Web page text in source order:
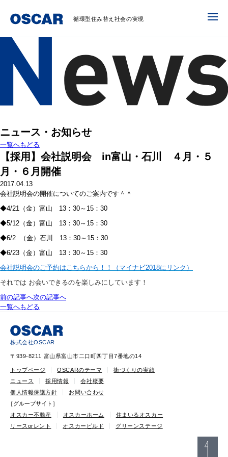
循環型住み替え社会の実現
ニュース・お知らせ
一覧へもどる
【採用】会社説明会 in富山・石川 ４月・５
月・６月開催
2017.04.13
会社説明会の開催についてのご案内です＾＾
◆4/21（金）富山 13：30～15：30
◆5/12（金）富山 13：30～15：30
◆6/2 （金）石川 13：30～15：30
◆6/23（金）富山 13：30～15：30
会社説明会のご予約はこちらから！！（マイナビ2018にリンク）
それでは お会いできるのを楽しみにしています！
前の記事へ次の記事へ
一覧へもどる
株式会社OSCAR
〒939-8211 富山県富山市二口町四丁目7番地の14
トップページ OSCARのテーマ
街づくりの実績
ニュース
採用情報
会社概要
個人情報保護方針
お問い合わせ
［グループサイト］
オスカー不動産
オスカーホーム
住まいるオスカー
リースorレント
オスカービルド グリーンステージ